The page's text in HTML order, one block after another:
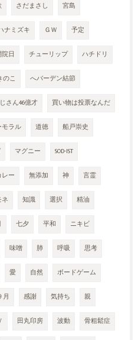
さだまさし 宮島
ナミズキ ＧＷ 予定
日 チューリップ ハチドリ
のこ へバーデン結節
さん46億才 買い物は投票なんだ
モラル 道徳 船戸崇史
マグニー SOD-IST
レー 無添加 神 言霊
知識 選択 精油
七夕 平和 ニキビ
味噌 肺 呼吸 思考
愛 自然 ボードゲーム
月 感謝 気持ち 親
田丸印房 波動 骨粗鬆症